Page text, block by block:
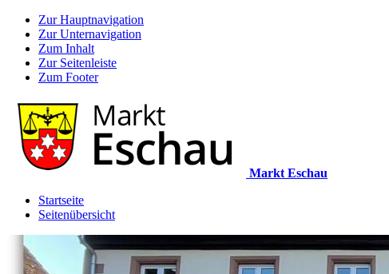
Zur Hauptnavigation
Zur Unternavigation
Zum Inhalt
Zur Seitenleiste
Zum Footer
Markt Eschau
Startseite
Seitenübersicht